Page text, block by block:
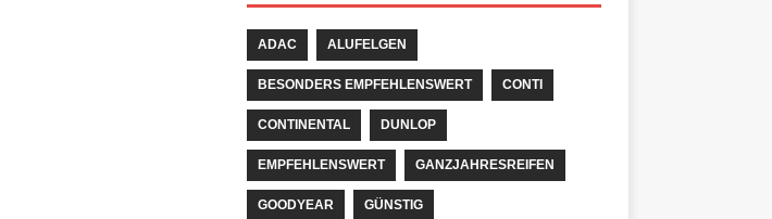
ADAC ALUFELGEN
BESONDERS EMPFEHLENSWERT CONTI
CONTINENTAL DUNLOP
EMPFEHLENSWERT GANZJAHRESREIFEN
GOODYEAR GÜNSTIG